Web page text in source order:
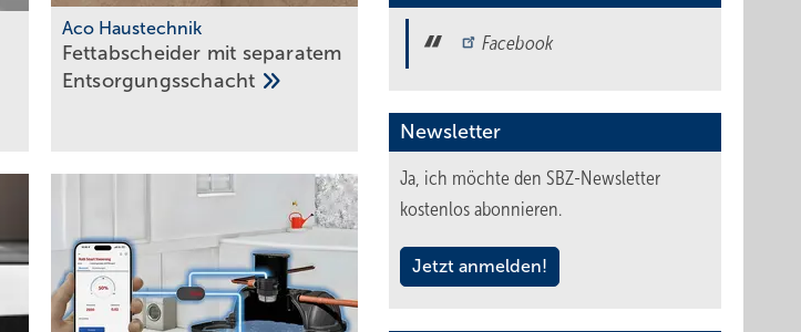
Aco Haustechnik
Fettabscheider mit separatem
Entsorgungsschacht
Facebook
Newsletter
Ja, ich möchte den SBZ-Newsletter
kostenlos abonnieren.
Jetzt anmelden!